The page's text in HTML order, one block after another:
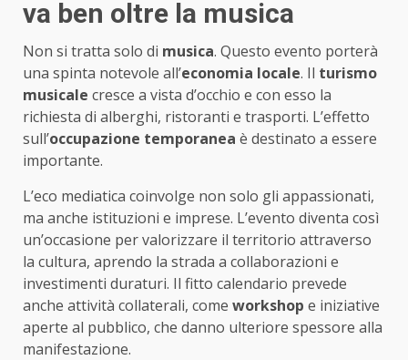
va ben oltre la musica
Non si tratta solo di musica. Questo evento porterà
una spinta notevole all’economia locale. Il turismo
musicale cresce a vista d’occhio e con esso la
richiesta di alberghi, ristoranti e trasporti. L’effetto
sull’occupazione temporanea è destinato a essere
importante.
L’eco mediatica coinvolge non solo gli appassionati,
ma anche istituzioni e imprese. L’evento diventa così
un’occasione per valorizzare il territorio attraverso
la cultura, aprendo la strada a collaborazioni e
investimenti duraturi. Il fitto calendario prevede
anche attività collaterali, come workshop e iniziative
aperte al pubblico, che danno ulteriore spessore alla
manifestazione.